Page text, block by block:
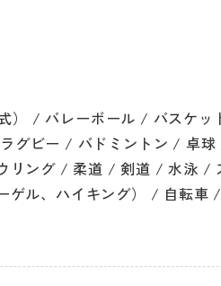
） / バレーボール / バスケッ
グビー / バドミントン / 卓
リング / 柔道 / 剣道 / 水泳 /
ゲル、ハイキング） / 自転車